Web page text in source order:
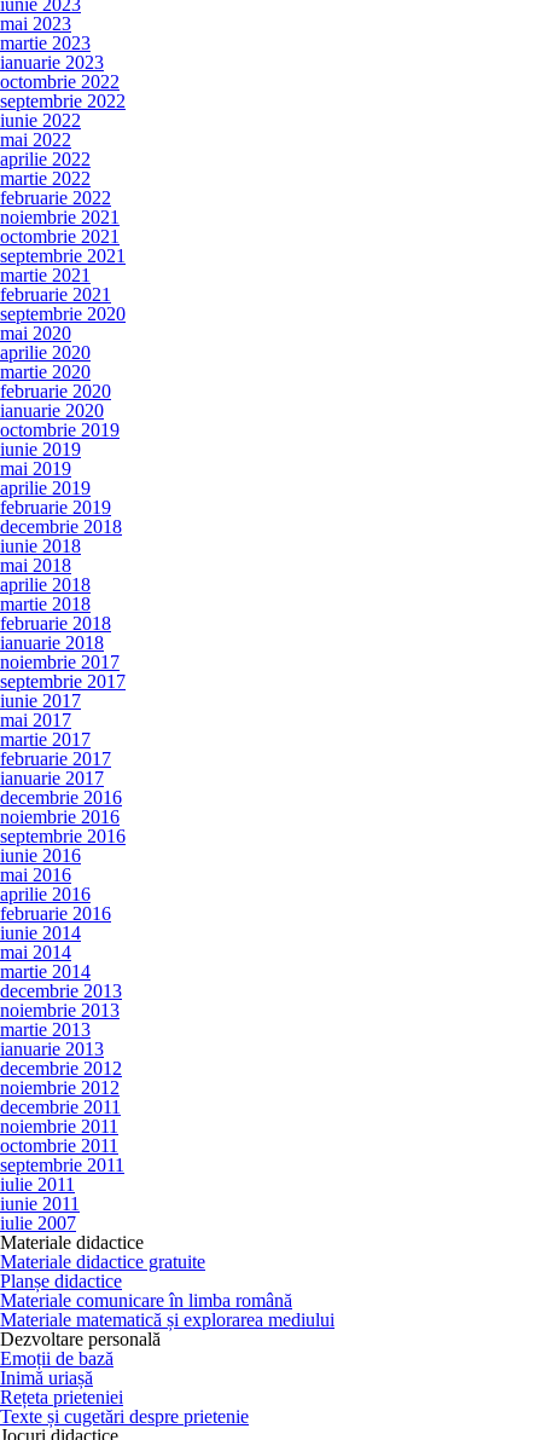
iunie 2023
mai 2023
martie 2023
ianuarie 2023
octombrie 2022
septembrie 2022
iunie 2022
mai 2022
aprilie 2022
martie 2022
februarie 2022
noiembrie 2021
octombrie 2021
septembrie 2021
martie 2021
februarie 2021
septembrie 2020
mai 2020
aprilie 2020
martie 2020
februarie 2020
ianuarie 2020
octombrie 2019
iunie 2019
mai 2019
aprilie 2019
februarie 2019
decembrie 2018
iunie 2018
mai 2018
aprilie 2018
martie 2018
februarie 2018
ianuarie 2018
noiembrie 2017
septembrie 2017
iunie 2017
mai 2017
martie 2017
februarie 2017
ianuarie 2017
decembrie 2016
noiembrie 2016
septembrie 2016
iunie 2016
mai 2016
aprilie 2016
februarie 2016
iunie 2014
mai 2014
martie 2014
decembrie 2013
noiembrie 2013
martie 2013
ianuarie 2013
decembrie 2012
noiembrie 2012
decembrie 2011
noiembrie 2011
octombrie 2011
septembrie 2011
iulie 2011
iunie 2011
iulie 2007
Materiale didactice
Materiale didactice gratuite
Planșe didactice
Materiale comunicare în limba română
Materiale matematică și explorarea mediului
Dezvoltare personală
Emoții de bază
Inimă uriașă
Rețeta prieteniei
Texte și cugetări despre prietenie
Jocuri didactice